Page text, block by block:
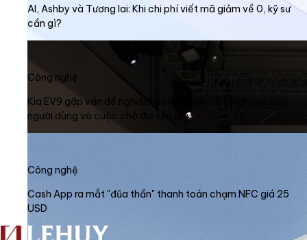
AI, Ashby và Tương lai: Khi chi phí viết mã giảm về 0, kỹ sư
cần gì?
Công nghệ
Kia EV9 gặp vấn đề nghiêm trọng về pin: Trải nghiệm của
người dùng và cuộc chờ đợi kéo dài
Công nghệ
Cash App ra mắt "đũa thần" thanh toán chạm NFC giá 25
USD